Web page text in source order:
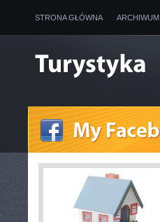
STRONA GŁÓWNA ARCHIWUM